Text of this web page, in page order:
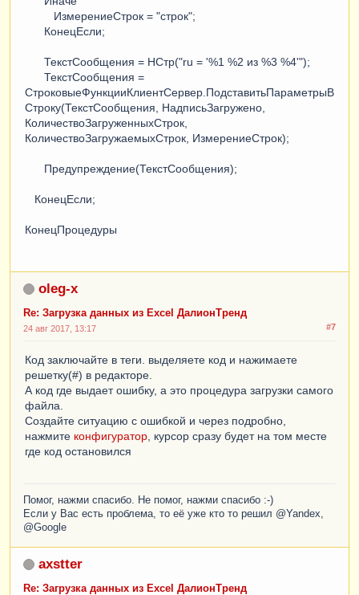
ИзмерениеСтрок = "строк";
КонецЕсли;
ТекстСообщения = НСтр("ru = '%1 %2 из %3 %4'");
ТекстСообщения =
СтроковыеФункцииКлиентСервер.ПодставитьПараметрыВ
Строку(ТекстСообщения, НадписьЗагружено,
КоличествоЗагруженныхСтрок,
КоличествоЗагружаемыхСтрок, ИзмерениеСтрок);
Предупреждение(ТекстСообщения);
КонецЕсли;
КонецПроцедуры
oleg-x
Re: Загрузка данных из Excel ДалионТренд
#7
24 авг 2017, 13:17
Код заключайте в теги. выделяете код и нажимаете
решетку(#) в редакторе.
А код где выдает ошибку, а это процедура загрузки самого
файла.
Создайте ситуацию с ошибкой и через подробно,
нажмите конфигуратор , курсор сразу будет на том месте
где код остановился
Помог, нажми спасибо. Не помог, нажми спасибо :-)
Если у Вас есть проблема, то её уже кто то решил @Yandex,
@Google
axstter
Re: Загрузка данных из Excel ДалионТренд